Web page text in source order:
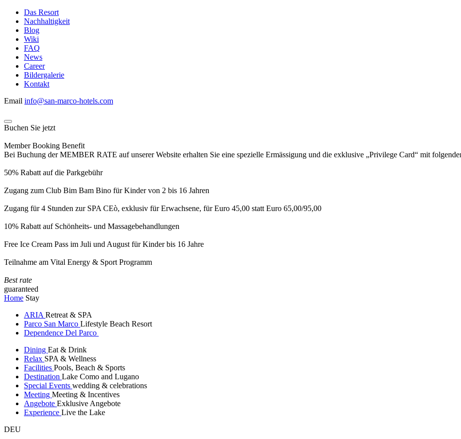
Das Resort
Nachhaltigkeit
Blog
Wiki
FAQ
News
Career
Bildergalerie
Kontakt
Email info@san-marco-hotels.com
Buchen Sie jetzt
Member Booking Benefit
Bei Buchung der MEMBER RATE auf unserer Website erhalten Sie eine spezielle Ermässigung und die exklusive „Privilege Card“ mit
50% Rabatt auf die Parkgebühr
Zugang zum Club Bim Bam Bino für Kinder von 2 bis 16 Jahren
Zugang für 4 Stunden zur SPA CEò, exklusiv für Erwachsene, für Euro 45,00 statt Euro 65,00/95,00
10% Rabatt auf Schönheits- und Massagebehandlungen
Free Ice Cream Pass im Juli und August für Kinder bis 16 Jahre
Teilnahme am Vital Energy & Sport Programm
Best rate
guaranteed
Home Stay
ARIA Retreat & SPA
Parco San Marco Lifestyle Beach Resort
Dependence Del Parco
Dining Eat & Drink
Relax SPA & Wellness
Facilities Pools, Beach & Sports
Destination Lake Como and Lugano
Special Events wedding & celebrations
Meeting Meeting & Incentives
Angebote Exklusive Angebote
Experience Live the Lake
DEU